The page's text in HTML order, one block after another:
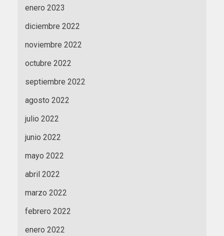
enero 2023
diciembre 2022
noviembre 2022
octubre 2022
septiembre 2022
agosto 2022
julio 2022
junio 2022
mayo 2022
abril 2022
marzo 2022
febrero 2022
enero 2022